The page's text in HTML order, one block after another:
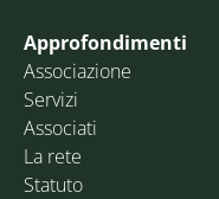
Approfondimenti
Associazione
Servizi
Associati
La rete
Statuto